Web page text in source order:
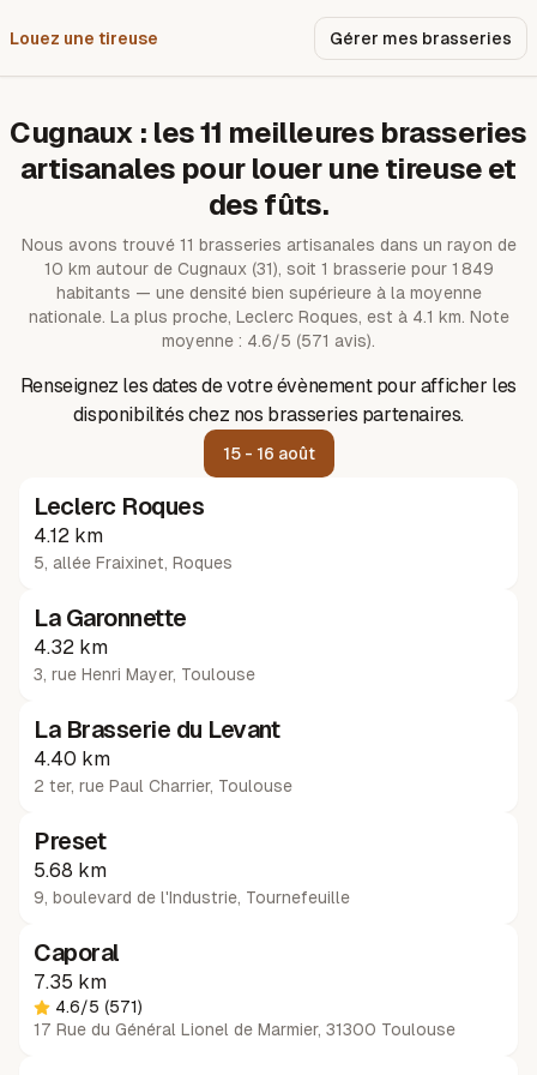
Louez une tireuse Gérer mes brasseries
Cugnaux : les11 meilleures brasseries
artisanales pour louer une tireuse et
des fûts.
Nous avons trouvé 11 brasseries artisanales dans un rayon de
10 km autour de Cugnaux (31), soit 1 brasserie pour 1 849
habitants — une densité bien supérieure à la moyenne
nationale. La plus proche, Leclerc Roques, est à 4.1 km. Note
moyenne : 4.6/5 (571 avis).
Renseignez les dates de votre évènement pour afficher les
disponibilités chez nos brasseries partenaires.
15 - 16 août
Leclerc Roques
4.12 km
5, allée Fraixinet, Roques
La Garonnette
4.32 km
3, rue Henri Mayer, Toulouse
La Brasserie du Levant
4.40 km
2 ter, rue Paul Charrier, Toulouse
Preset
5.68 km
9, boulevard de l'Industrie, Tournefeuille
Caporal
7.35 km
4.6/5 (571)
17 Rue du Général Lionel de Marmier, 31300 Toulouse